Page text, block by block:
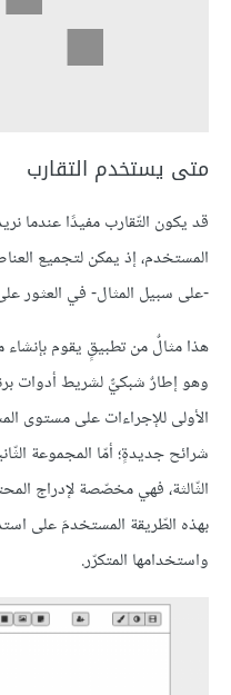
متى يستخدم التقارب
قد يكون التّقارب مفيدًا عندما
المستخدم، إذ يمكن لتجميع
-على سبيل المثال- في العثور
هذا مثالٌ من تطبيقٍ يقوم
وهو إطارٌ شبكيٌّ لشريط أدوات
الأولى للإجراءات على مستوى
شرائح جديدةٍ؛ أمّا المجموعة
الثّالثة، فهي مخصّصة لإدراج
بهذه الطّريقة المستخدمَ على
واستخدامها المتكرّر.